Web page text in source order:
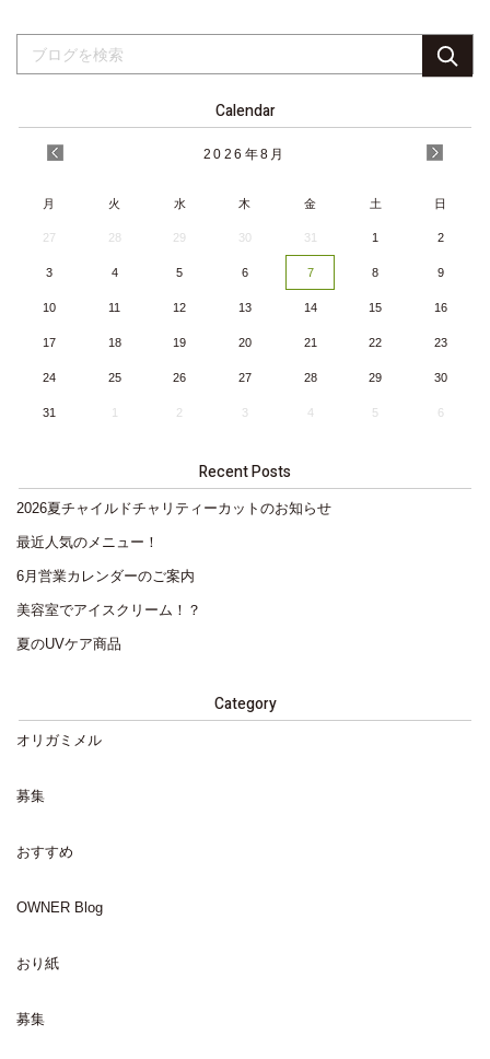
Calendar
2026 年8月
月 火 水 木 金 土 日
27 28 29 30 31 1 2
3 4 5 6 7 8 9
10 11 12 13 14 15 16
17 18 19 20 21 22 23
24 25 26 27 28 29 30
31 1 2 3 4 5 6
Recent Posts
2026夏チャイルドチャリティーカットのお知らせ
最近人気のメニュー！
6月営業カレンダーのご案内
美容室でアイスクリーム！？
夏のUVケア商品
Category
オリガミメル
募集
おすすめ
OWNER Blog
おり紙
募集